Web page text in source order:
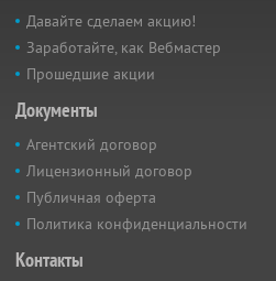
Давайте сделаем акцию!
Заработайте, как Вебмастер
Прошедшие акции
Документы
Агентский договор
Лицензионный договор
Публичная оферта
Политика конфиденциальности
Контакты